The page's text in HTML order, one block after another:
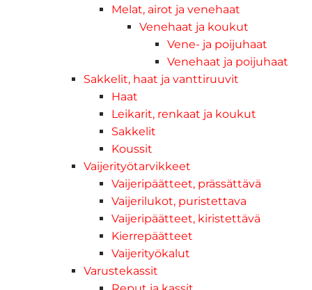
Melat, airot ja venehaat
Venehaat ja koukut
Vene- ja poijuhaat
Venehaat ja poijuhaat
Sakkelit, haat ja vanttiruuvit
Haat
Leikarit, renkaat ja koukut
Sakkelit
Koussit
Vaijerityötarvikkeet
Vaijeripäätteet, prässättävä
Vaijerilukot, puristettava
Vaijeripäätteet, kiristettävä
Kierrepäätteet
Vaijerityökalut
Varustekassit